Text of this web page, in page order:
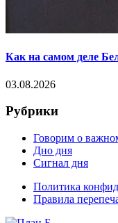
Как на самом деле
03.08.2026
Рубрики
Говорим о
Дно дня
Сигнал дня
Политика
Правила